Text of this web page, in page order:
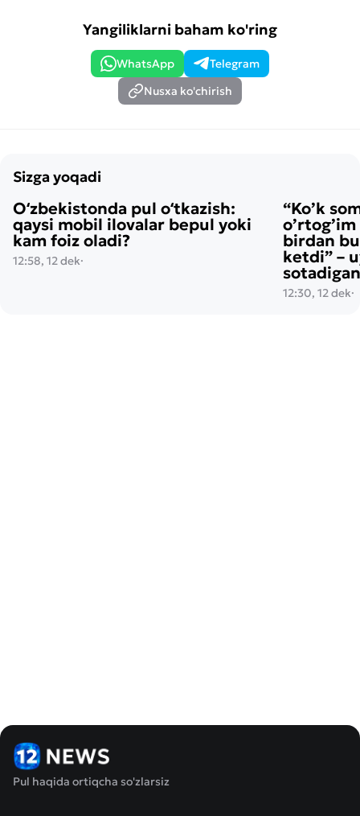
Yangiliklarni baham ko'ring
WhatsApp
Telegram
Nusxa ko'chirish
Sizga yoqadi
Oʻzbekistonda pul oʻtkazish:
qaysi mobil ilovalar bepul yoki
kam foiz oladi?
12:58, 12 dek·
“Ko’k
birdan
ketdi” –
12:30, 12 dek·
Pul haqida ortiqcha so'zlarsiz